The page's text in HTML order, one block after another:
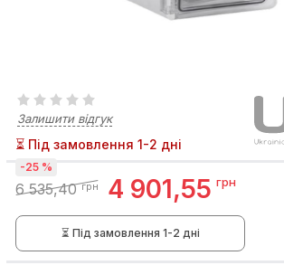
Залишити відгук
⏳ Під замовлення 1-2 дні
6 535,40 грн 4 901,55 грн
-25 %
⏳ Під замовлення 1-2 дні